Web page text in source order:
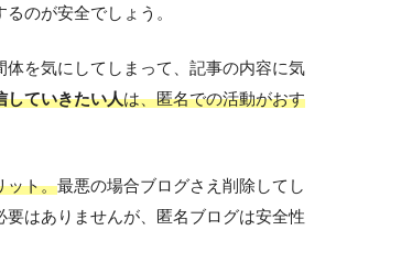
のが安全でしょう。
を気にしてしまって、記事の内容に気
していきたい人は、匿名での活動がおす
ット。最悪の場合ブログさえ削除してし
はありませんが、匿名ブログは安全性